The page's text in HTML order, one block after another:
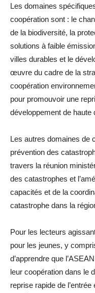
Les domaines
coopération sont : le
de la biodiversité, la
solutions à faible
villes durables et le
œuvre du cadre de la
coopération
pour promouvoir une
développement de haute
Les autres domaines de
prévention des
travers la réunion
des catastrophes et
capacités et de la
catastrophe dans la
Pour les lecteurs
pour les jeunes, y
d’apprendre que
leur coopération dans le
reprise rapide de